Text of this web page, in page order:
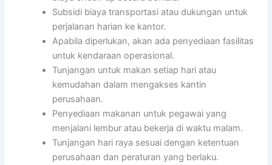
Subsidi biaya transportasi atau dukungan untuk
perjalanan harian ke kantor.
Apabila diperlukan, akan ada penyediaan fasilitas
untuk kendaraan operasional.
Tunjangan untuk makan setiap hari atau
kemudahan dalam mengakses kantin
perusahaan.
Penyediaan makanan untuk pegawai yang
menjalani lembur atau bekerja di waktu malam.
Tunjangan hari raya sesuai dengan ketentuan
perusahaan dan peraturan yang berlaku.